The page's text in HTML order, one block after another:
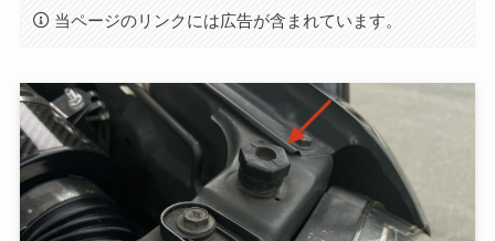
当ページのリンクには広告が含まれています。